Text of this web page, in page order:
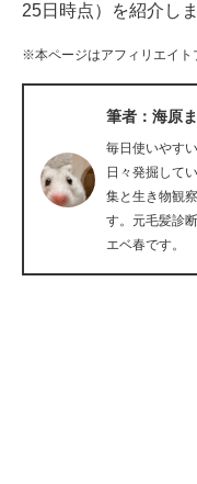
経営リーダーのコミュ
マーケ×ITの今がよく分
ITエンジニア向け専門
企業向けIT製品の総合
25日時点）を紹介しま
※本ページはアフィリエイト
筆者：海原
毎日使いやす
日々発掘して
集と生き物観
す。元毛髪診
エベ春です。